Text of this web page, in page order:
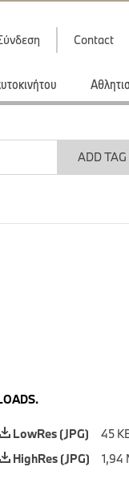
Contact
ADD TAG
LowRes (JPG)
45
HighRes (JPG)
1,94